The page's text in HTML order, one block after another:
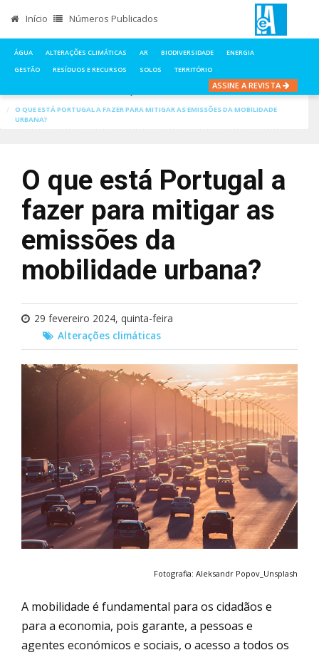
Início Números Publicados
ÁGUA ALTERAÇÕES CLIMÁTICAS AR BIODIVERSIDADE
ENERGIA
GESTÃO
RESÍDUOS E RECURSOS SOLOS TERRITÓRIO
ASSINE A REVISTA
O QUE ESTÁ PORTUGAL A FAZER PARA MITIGAR AS EMISSÕES DA MOBILIDADE
URBANA?
O que está Portugal a
fazer para mitigar as
emissões da
mobilidade urbana?
29 fevereiro 2024, quinta-feira
Alterações climáticas
Fotografia: Aleksandr Popov_Unsplash
A mobilidade é fundamental para os cidadãos e
para a economia, pois garante, a pessoas e
agentes económicos e sociais, o acesso a todos os